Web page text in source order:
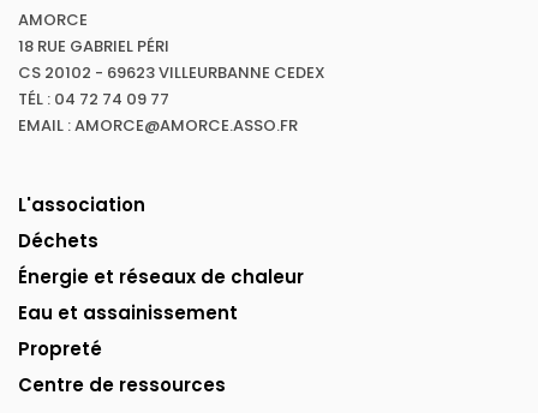
AMORCE
18 RUE GABRIEL PÉRI
CS 20102 - 69623 VILLEURBANNE CEDEX
TÉL : 04 72 74 09 77
EMAIL : AMORCE@AMORCE.ASSO.FR
L'association
Déchets
Énergie et réseaux de chaleur
Eau et assainissement
Propreté
Centre de ressources